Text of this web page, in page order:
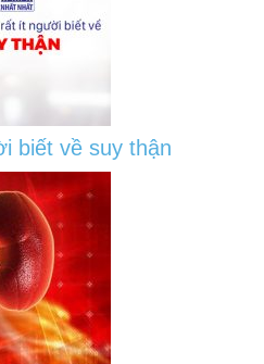
biết về suy thận